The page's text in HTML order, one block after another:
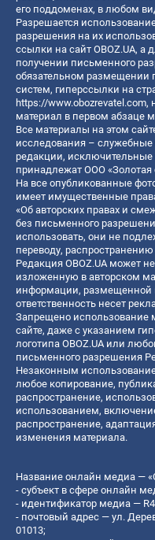
его поддоменах, в любом
Разрешается
разрешения на их
ссылки на сайт OBOZ.UA, а
получении письменного
обязательном размещении
систем, гиперссылки на
https://www.obozrevatel.com,
материал в первом абзаце
Все материалы на этом
исследования –
редакции,
принадлежат ООО «Золотая
На все опубликованные
имеет имущественные
«Об авторских правах и
без письменного
использовать, они не
переводу,
Редакция OBOZ.UA может
изложенную в авторском
информации, размещенной
ответственность несет
Запрещено использование
сайте, даже с указанием
логотипа OBOZ.UA или
письменного разрешения
Незаконным
любое копирование,
распространение,
использованием,
распространение,
изменения материала.
Название онлайн медиа —
- субъект в сфере онлайн
- идентификатор медиа —
- почтовый адрес — ул.
01013;